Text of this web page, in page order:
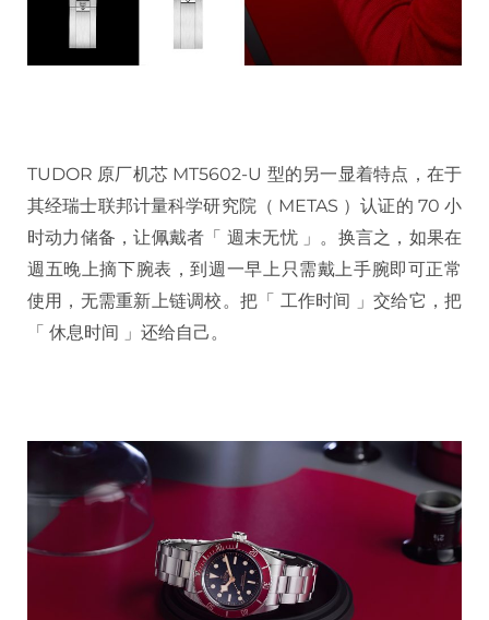
TUDOR 原厂机芯 MT5602-U 型的另一显着特点，在于
其经瑞士联邦计量科学研究院（ METAS ）认证的 70 小
时动力储备，让佩戴者「 週末无忧 」。换言之，如果在
週五晚上摘下腕表，到週一早上只需戴上手腕即可正常
使用，无需重新上链调校。把「 工作时间 」交给它，把
「 休息时间 」还给自己。